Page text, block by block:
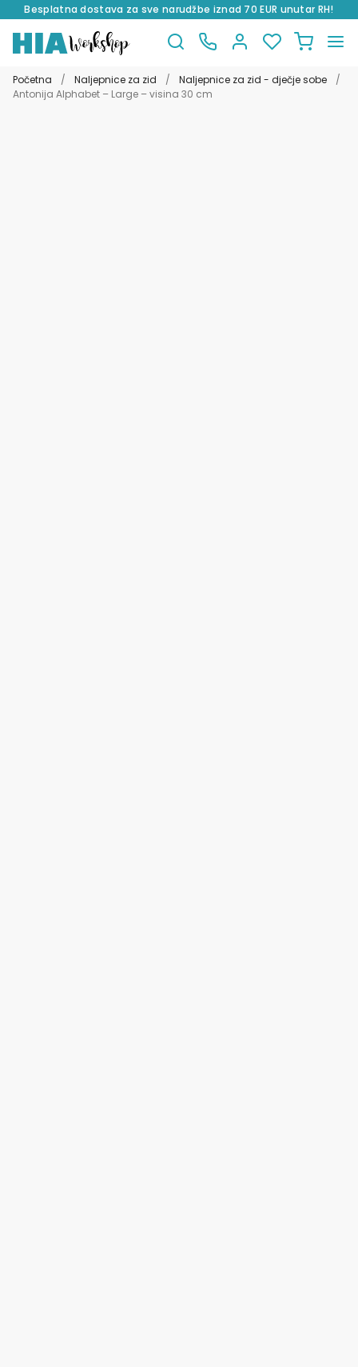
Besplatna dostava za sve narudžbe iznad 70 EUR unutar RH!
na
navigaciju
do
sadržaja
Početna / Naljepnice za zid / Naljepnice za zid - dječje sobe
/
Antonija Alphabet – Large – visina 30 cm